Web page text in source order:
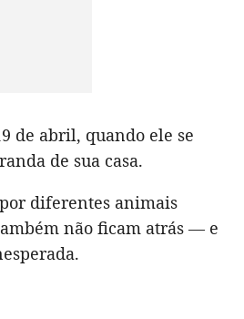
de abril, quando ele se
de sua casa.
diferentes animais
não ficam atrás — e